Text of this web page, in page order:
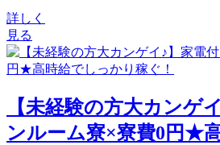
詳しく
見る
【未経験の方大カンゲ
ンルーム寮×寮費0円★